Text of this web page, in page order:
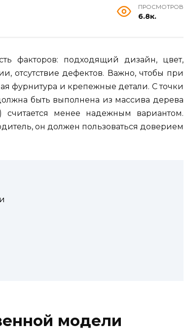
ПРОСМОТРОВ
6.8к.
факторов: подходящий дизайн, цвет,
отсутствие дефектов. Важно, чтобы при
фурнитура и крепежные детали. С точки
быть выполнена из массива дерева
менее надежным вариантом.
он должен пользоваться доверием
модели